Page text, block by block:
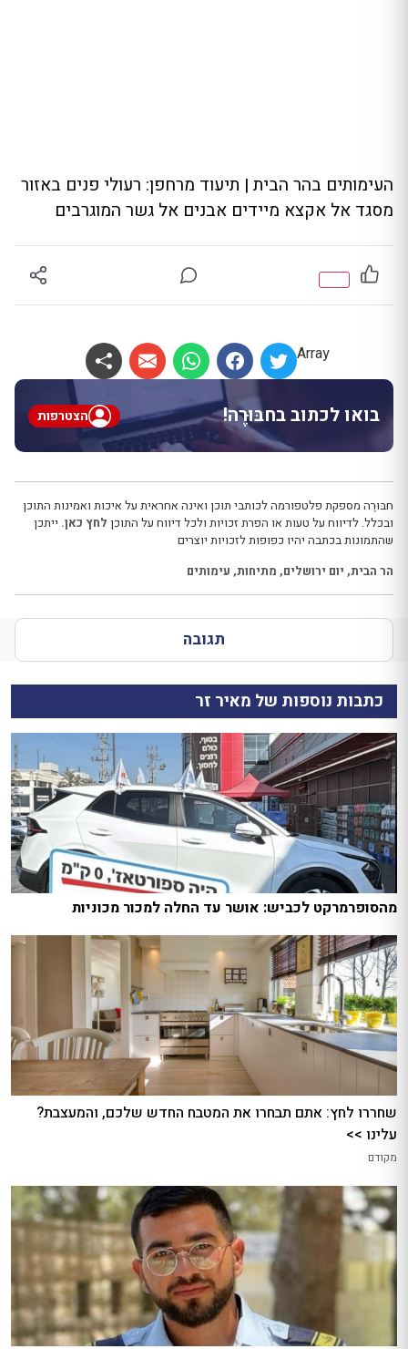
‏העימותים בהר הבית | תיעוד מרחפן: רעולי פנים באזור
מסגד אל אקצא מיידים אבנים אל גשר המוגרבים
Array
בואו לכתוב בחבּוּרֶה! הצטרפות
חבּוּרֶה מספקת פלטפורמה לכותבי תוכן ואינה אחראית על איכות ואמינות התוכן
ובכלל. לדיווח על טעות או הפרת זכויות ולכל דיווח על התוכן לחץ כאן. ייתכן
שהתמונות בכתבה יהיו כפופות לזכויות יוצרים
הר הבית, יום ירושלים, מתיחות, עימותים
תגובה
כתבות נוספות של מאיר זר
מהסופרמרקט לכביש: אושר עד החלה למכור מכוניות
שחררו לחץ: אתם תבחרו את המטבח החדש שלכם, והמעצבת?
עלינו >>
מקודם